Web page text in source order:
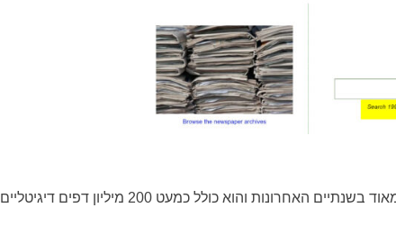
התרחב מאוד בשנתיים האחרונות והוא כולל כמעט 200 מיליון דפים דיגיטליים